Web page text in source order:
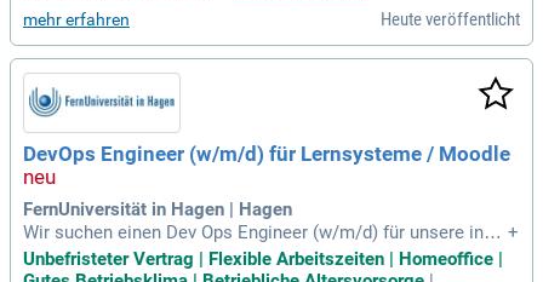
mit kurzen Entscheidungswegen und offener Kommunikatio
n. Unsere hellen, modern gestalteten Büroräume fördern ein
e positive Arbeitsatmosphäre. Du übernimmst die eigenvera
ntwortliche Betreuung eines Mandantenstamms und erstell
st Finanzbuchhaltungen sowie Steuererklärungen. Werde Tei
l unseres Teams und bring deine Expertise in ein unterstütze
ndes Umfeld ein, in dem du dich wohlfühlen kannst!
mehr erfahren Heute veröffentlicht
DevOps Engineer (w/m/d) für Lernsysteme / Moodle
FernUniversität in Hagen | Hagen
Wir suchen einen Dev Ops Engineer (w/m/d) für unsere inno
vativen Lernsysteme, insbesondere Moodle. In dieser unbefr
isteten Vollzeitstelle gestalten Sie die digitale Zukunft der e
+
Unbefristeter Vertrag | Flexible Arbeitszeiten | Homeoffice |